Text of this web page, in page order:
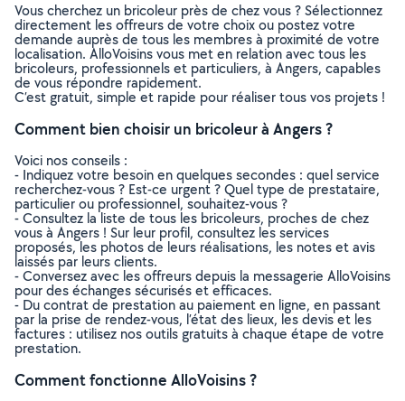
Vous cherchez un bricoleur près de chez vous ? Sélectionnez
directement les offreurs de votre choix ou postez votre
demande auprès de tous les membres à proximité de votre
localisation. AlloVoisins vous met en relation avec tous les
bricoleurs, professionnels et particuliers, à Angers, capables
de vous répondre rapidement.
C’est gratuit, simple et rapide pour réaliser tous vos projets !
Comment bien choisir un bricoleur à Angers ?
Voici nos conseils :
- Indiquez votre besoin en quelques secondes : quel service
recherchez-vous ? Est-ce urgent ? Quel type de prestataire,
particulier ou professionnel, souhaitez-vous ?
- Consultez la liste de tous les bricoleurs, proches de chez
vous à Angers ! Sur leur profil, consultez les services
proposés, les photos de leurs réalisations, les notes et avis
laissés par leurs clients.
- Conversez avec les offreurs depuis la messagerie AlloVoisins
pour des échanges sécurisés et efficaces.
- Du contrat de prestation au paiement en ligne, en passant
par la prise de rendez-vous, l’état des lieux, les devis et les
factures : utilisez nos outils gratuits à chaque étape de votre
prestation.
Comment fonctionne AlloVoisins ?